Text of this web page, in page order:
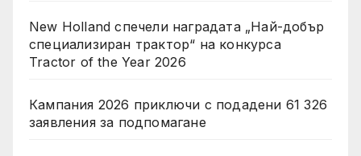
New Holland спечели наградата „Най-добър
специализиран трактор“ на конкурса
Tractor of the Year 2026
Кампания 2026 приключи с подадени 61 326
заявления за подпомагане